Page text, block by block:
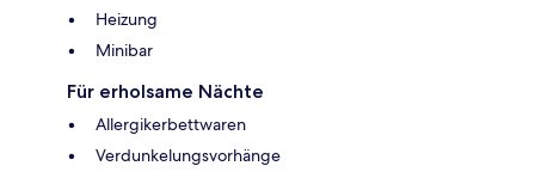
Heizung
Minibar
Für erholsame Nächte
Allergikerbettwaren
Verdunkelungsvorhänge